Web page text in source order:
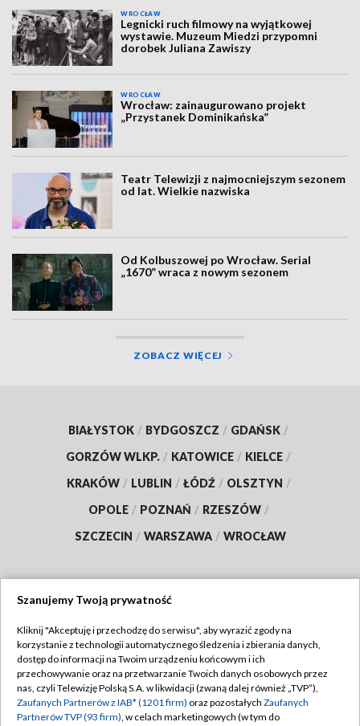
WROCŁAW
Legnicki ruch filmowy na wyjątkowej
wystawie. Muzeum Miedzi przypomni
dorobek Juliana Zawiszy
WROCŁAW
Wrocław: zainaugurowano projekt
„Przystanek Dominikańska”
Teatr Telewizji z najmocniejszym sezonem
od lat. Wielkie nazwiska
Od Kolbuszowej po Wrocław. Serial
„1670” wraca z nowym sezonem
ZOBACZ WIĘCEJ
BIAŁYSTOK / BYDGOSZCZ / GDAŃSK /
GORZÓW WLKP. / KATOWICE / KIELCE /
KRAKÓW / LUBLIN / ŁÓDŹ / OLSZTYN /
OPOLE / POZNAŃ / RZESZÓW /
SZCZECIN / WARSZAWA / WROCŁAW
TVP
Abonament TVP
Emisja w TVP
Regulamin TVP
Polityka prywatności
Szanujemy Twoją prywatność
Kliknij "Akceptuję i przechodzę do serwisu", aby wyrazić zgody na
korzystanie z technologii automatycznego śledzenia i zbierania danych,
dostęp do informacji na Twoim urządzeniu końcowym i ich
przechowywanie oraz na przetwarzanie Twoich danych osobowych przez
nas, czyli Telewizję Polską S.A. w likwidacji (zwaną dalej również „TVP”),
Zaufanych Partnerów z IAB* (1201 firm) oraz pozostałych Zaufanych
Partnerów TVP (93 firm), w celach marketingowych (w tym do